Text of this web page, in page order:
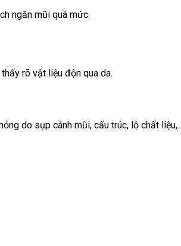
ngăn mũi quá mức.
rõ vật liệu độn qua da.
do sụp cánh mũi, cấu trúc, lộ chất